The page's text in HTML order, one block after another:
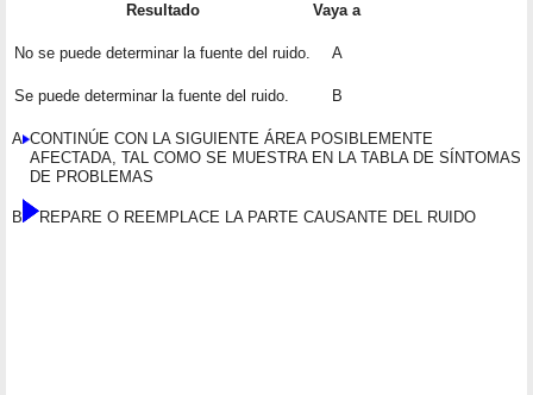
Resultado Vaya a
No se puede determinar la fuente del ruido. A
Se puede determinar la fuente del ruido. B
A CONTINÚE CON LA SIGUIENTE ÁREA POSIBLEMENTE
AFECTADA, TAL COMO SE MUESTRA EN LA TABLA DE SÍNTOMAS
DE PROBLEMAS
B REPARE O REEMPLACE LA PARTE CAUSANTE DEL RUIDO